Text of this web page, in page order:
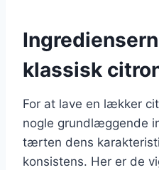
klassisk
For at lave en lækker
nogle grundlæggende
tærten dens
konsistens. Her er de